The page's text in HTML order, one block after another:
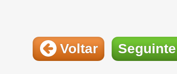
Voltar Seguinte